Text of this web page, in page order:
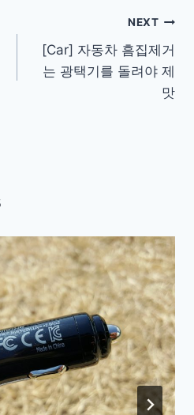
NEXT
[Car] 자동차 흠집제거
는 광택기를 돌려야 제
맛